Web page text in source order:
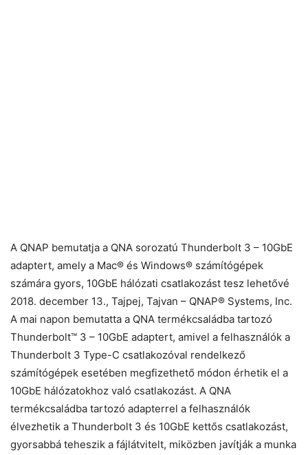
A QNAP bemutatja a QNA sorozatú Thunderbolt 3 – 10GbE
adaptert, amely a Mac® és Windows® számítógépek
számára gyors, 10GbE hálózati csatlakozást tesz lehetővé
2018. december 13., Tajpej, Tajvan – QNAP® Systems, Inc.
A mai napon bemutatta a QNA termékcsaládba tartozó
Thunderbolt™ 3 – 10GbE adaptert, amivel a felhasználók a
Thunderbolt 3 Type-C csatlakozóval rendelkező
számítógépek esetében megfizethető módon érhetik el a
10GbE hálózatokhoz való csatlakozást. A QNA
termékcsaládba tartozó adapterrel a felhasználók
élvezhetik a Thunderbolt 3 és 10GbE kettős csatlakozást,
gyorsabbá teheszik a fájlátvitelt, miközben javítják a munka